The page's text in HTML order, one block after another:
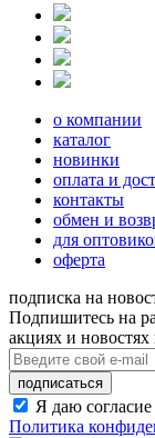
о компании
каталог
новинки
оплата и
контакты
обмен и
для
оферта
подписка на
Подпишитесь на
акциях и
подписаться
Я даю
Политика